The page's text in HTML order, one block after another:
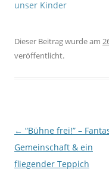
f f
)
unser Kinder
Dieser Beitrag wurde am
veröffentlicht.
Beitrags-Navigation
← “Bühne frei!” –
Gemeinschaft & ein
fliegender Teppich